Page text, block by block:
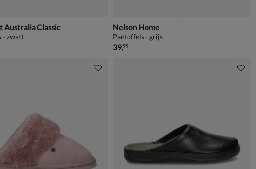
Australia Classic
- zwart
Nelson Home
Pantoffels - grijs
€ 39,99
39,99